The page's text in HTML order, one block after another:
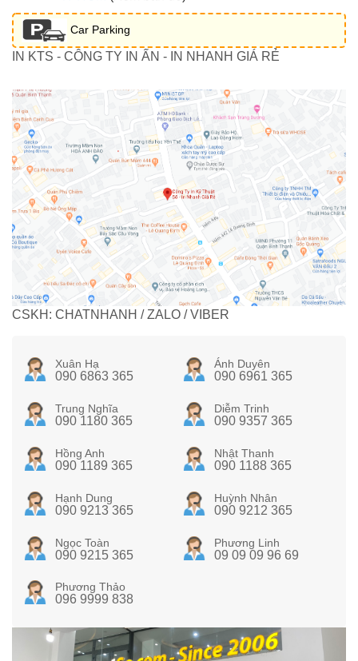
Car Parking
IN KTS - CÔNG TY IN ẤN - IN NHANH GIÁ RẺ
CSKH: CHATNHANH / ZALO / VIBER
Xuân Hạ
090 6863 365
Ánh Duyên
090 6961 365
Trung Nghĩa
090 1180 365
Diễm Trinh
090 9357 365
Hồng Anh
090 1189 365
Nhật Thanh
090 1188 365
Hạnh Dung
090 9213 365
Huỳnh Nhân
090 9212 365
Ngọc Toàn
090 9215 365
Phương Linh
09 09 09 96 69
Phương Thảo
096 9999 838